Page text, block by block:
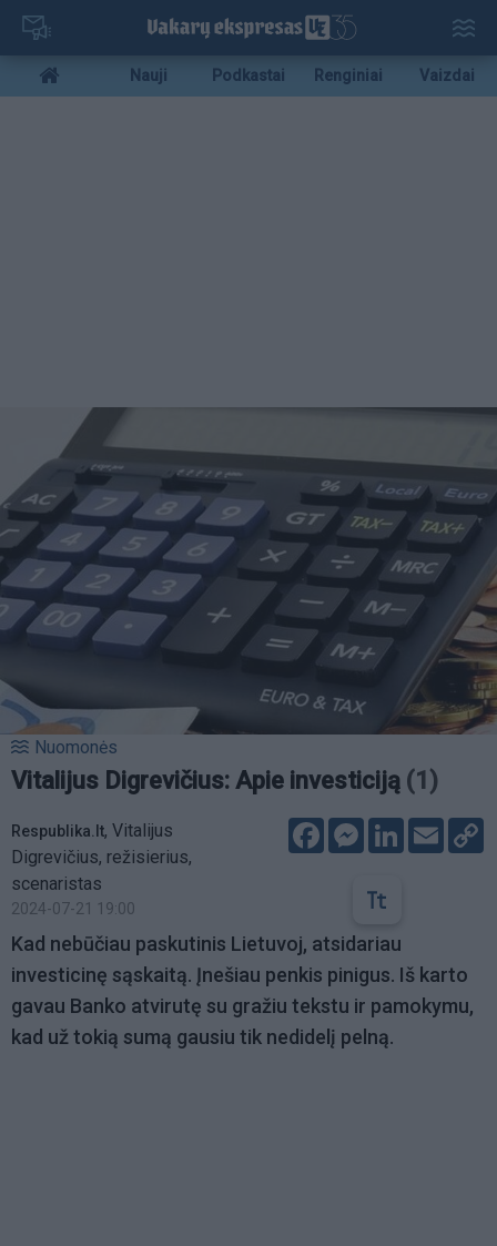
Pereiti
pagrindinį
turinį
Mobile
menu
Nauji Podkastai Renginiai Vaizdai
Nuomonės
Vitalijus Digrevičius: Apie investiciją (1)
Respublika.lt, Vitalijus
Digrevičius, režisierius,
scenaristas
2024-07-21 19:00
FacebookMessenger
LinkedIn
Email
Kad nebūčiau paskutinis Lietuvoj, atsidariau
investicinę sąskaitą. Įnešiau penkis pinigus. Iš karto
gavau Banko atvirutę su gražiu tekstu ir pamokymu,
kad už tokią sumą gausiu tik nedidelį pelną.